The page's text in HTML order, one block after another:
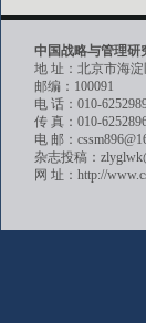
中国战略与管理研
地 址：北京市海
邮编：100091
电 话：010-
传 真：010-
电 邮：
杂志投稿：
网 址：http://